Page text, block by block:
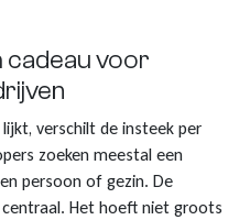
cadeau voor
verschilt de insteek per
zoeken meestal een
persoon of gezin. De
Het hoeft niet groots